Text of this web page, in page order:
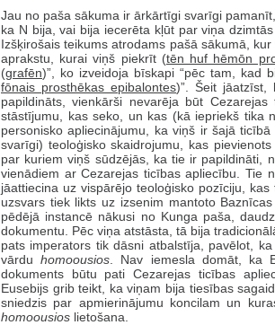
Jau no paša sākuma ir ārkārtīgi svarīgi
ka N bija, vai bija iecerēta kļūt par viņa
Izšķirošais teikums atrodams pašā sākumā,
aprakstu, kurai viņš piekrīt (tēn huf hēmōn
(grafēn)”, ko izveidoja bīskapi “pēc tam, kad
fōnais prosthēkas epibalontes)”. Šeit jāatzīst,
papildināts, vienkārši nevarēja būt
stāstījumu, kas seko, un kas (kā iepriekš tika
personisko apliecinājumu, ka viņš ir šajā
svarīgi) teoloģisko skaidrojumu, kas
par kuriem viņš sūdzējās, ka tie ir papildināti,
vienādiem ar Cezarejas ticības apliecību. Tie
jāattiecina uz vispārējo teoloģisko pozīciju,
uzsvars tiek likts uz izsenim mantoto
pēdējā instancē nākusi no Kunga paša,
dokumentu. Pēc viņa atstāsta, tā bija
pats imperators tik dāsni atbalstīja, pavēlot,
vārduhomoousios . Nav iemesla domāt, ka
dokuments būtu pati Cezarejas ticības
Eusebijs grib teikt, ka viņam bija tiesības
sniedzis par apmierinājumu koncilam un
homoousios lietošana.